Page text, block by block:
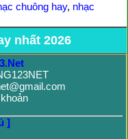
chuông hay, nhạc
nhất 2026
]